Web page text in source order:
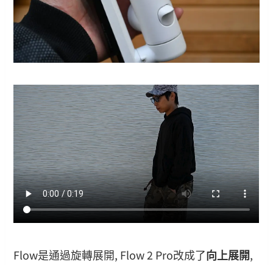
Flow是通過旋轉展開, Flow 2 Pro改成了向上展開,